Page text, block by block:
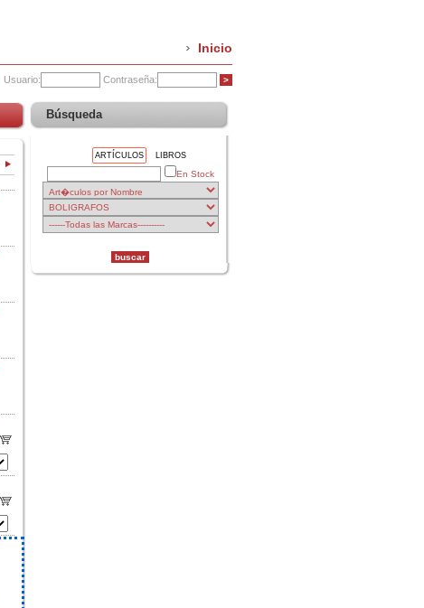
Inicio
Usuario: Contraseña:
Búsqueda
ARTÍCULOS LIBROS
En Stock